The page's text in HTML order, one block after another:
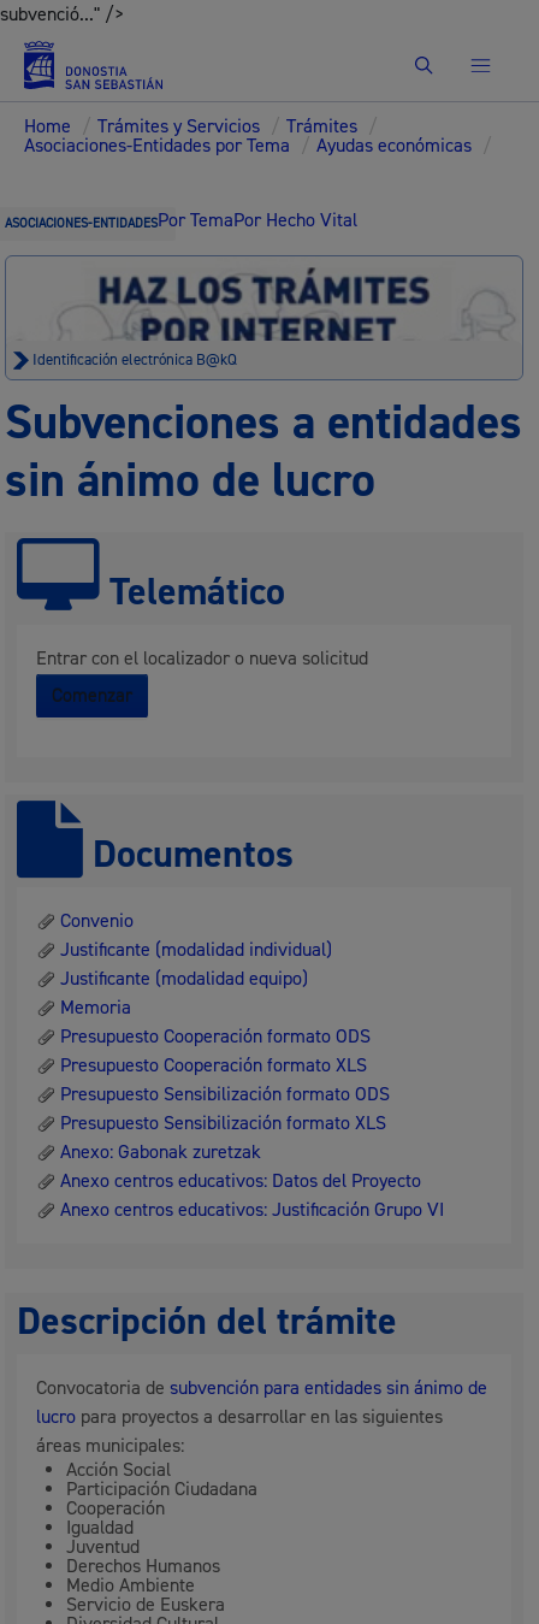
subvenció..." />
Buscar
Home / Trámites y Servicios / Trámites /
Asociaciones-Entidades por Tema / Ayudas económicas /
ASOCIACIONES-ENTIDADESPor TemaPor Hecho Vital
Identificación electrónica B@kQ
Subvenciones a entidades
sin ánimo de lucro
Telemático
Entrar con el localizador o nueva solicitud
Comenzar
Documentos
Convenio
Justificante (modalidad individual)
Justificante (modalidad equipo)
Memoria
Presupuesto Cooperación formato ODS
Presupuesto Cooperación formato XLS
Presupuesto Sensibilización formato ODS
Presupuesto Sensibilización formato XLS
Anexo: Gabonak zuretzak
Anexo centros educativos: Datos del Proyecto
Anexo centros educativos: Justificación Grupo VI
Descripción del trámite
Convocatoria desubvención para entidades sin ánimo de
lucro para proyectos a desarrollar en las siguientes
áreas municipales:
Acción Social
Participación Ciudadana
Cooperación
Igualdad
Juventud
Derechos Humanos
Medio Ambiente
Servicio de Euskera